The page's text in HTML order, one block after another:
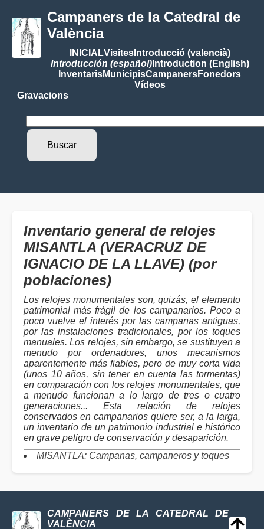
Campaners de la Catedral de
València
INICIALVisitesIntroducció (valencià)
Introducción (español)Introduction (English)
InventarisMunicipisCampanersFonedors
Vídeos
Gravacions
Inventario general de relojes
MISANTLA (VERACRUZ DE
IGNACIO DE LA LLAVE) (por
poblaciones)
Los relojes monumentales son, quizás, el elemento
patrimonial más frágil de los campanarios. Poco a
poco vuelve el interés por las campanas antiguas,
por las instalaciones tradicionales, por los toques
manuales. Los relojes, sin embargo, se sustituyen a
menudo por ordenadores, unos mecanismos
aparentemente más fiables, pero de muy corta vida
(unos 10 años, sin tener en cuenta las tormentas)
en comparación con los relojes monumentales, que
a menudo funcionan a lo largo de tres o cuatro
generaciones... Esta relación de relojes
conservados en campanarios quiere ser, a la larga,
un inventario de un patrimonio industrial e histórico
en grave peligro de conservación y desaparición.
MISANTLA: Campanas, campaneros y toques
CAMPANERS DE LA CATEDRAL DE
VALÈNCIA